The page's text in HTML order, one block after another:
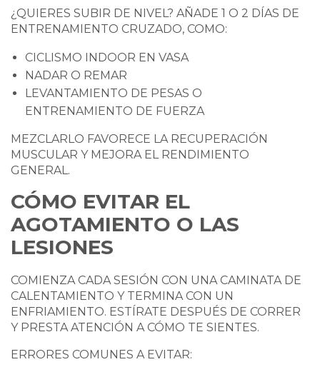
¿QUIERES SUBIR DE NIVEL? AÑADE 1 O 2 DÍAS DE
ENTRENAMIENTO CRUZADO, COMO:
CICLISMO INDOOR EN VASA
NADAR O REMAR
LEVANTAMIENTO DE PESAS O
ENTRENAMIENTO DE FUERZA
MEZCLARLO FAVORECE LA RECUPERACIÓN
MUSCULAR Y MEJORA EL RENDIMIENTO
GENERAL.
CÓMO EVITAR EL
AGOTAMIENTO O LAS
LESIONES
COMIENZA CADA SESIÓN CON UNA CAMINATA DE
CALENTAMIENTO Y TERMINA CON UN
ENFRIAMIENTO. ESTÍRATE DESPUÉS DE CORRER
Y PRESTA ATENCIÓN A CÓMO TE SIENTES.
ERRORES COMUNES A EVITAR: